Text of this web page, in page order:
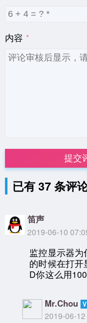
内容
提交
已有 37 条评
笛声
2019-06-10
监控显示器
的时候在打
D你这么用
Mr.Chou
2019-06-12